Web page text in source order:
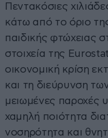
Πεντακόσιες
κάτω από το όριο
παιδικής φτώχειας
στοιχεία της
οικονομική κρίση
και τη διεύρυνση
μειωμένες παροχές
χαμηλή ποιότητα
νοσηρότητα και